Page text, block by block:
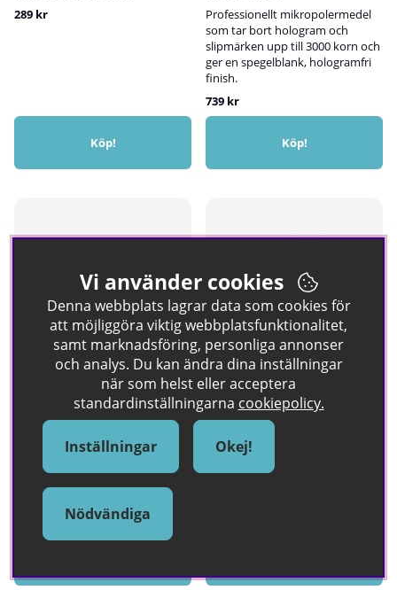
289 kr
Köp!
Professionellt mikropolermedel
som tar bort hologram och
slipmärken upp till 3000 korn och
ger en spegelblank, hologramfri
finish.
739 kr
Köp!
Koch-Chemie Micro Cut
M3.02 250 ml
Fint polermedel som tar bort
hologram, mikrorepor &
en spegelblank, hologramfri
finish.
Koch-Chemie Micro Cut Pad
Lila 126 mm
Mjuk finpoleringsrondell som tar
bort hologram och fina repor.
och flexibel känsla.
Vi använder cookies
Denna webbplats lagrar data som cookies för
att möjliggöra viktig webbplatsfunktionalitet,
samt marknadsföring, personliga annonser
och analys. Du kan ändra dina inställningar
när som helst eller acceptera
standardinställningarna cookiepolicy.
Inställningar Okej!
Nödvändiga